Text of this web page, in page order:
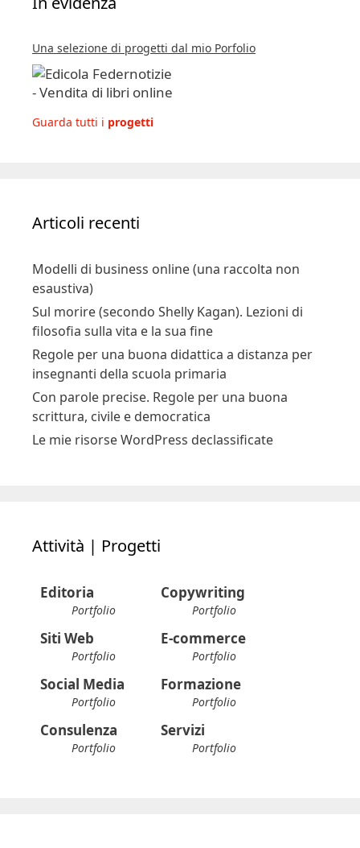
Una selezione di progetti dal mio Porfolio
Guarda tutti i progetti
Articoli recenti
Modelli di business online (una raccolta non
esaustiva)
Sul morire (secondo Shelly Kagan). Lezioni di
filosofia sulla vita e la sua fine
Regole per una buona didattica a distanza per
insegnanti della scuola primaria
Con parole precise. Regole per una buona
scrittura, civile e democratica
Le mie risorse WordPress declassificate
Attività | Progetti
Editoria
Portfolio
Copywriting
Portfolio
Siti Web
Portfolio
E-commerce
Portfolio
Social Media
Portfolio
Formazione
Portfolio
Consulenza
Portfolio
Servizi
Portfolio